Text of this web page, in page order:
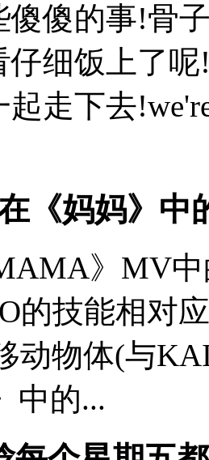
傻傻的事!骨
仔细饭上了
起走下去
《妈妈》中
》MV
的技能相对
动物体(与
中的...